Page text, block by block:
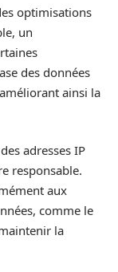
optimisations
un
des données
ainsi la
adresses IP
responsable.
aux
comme le
la